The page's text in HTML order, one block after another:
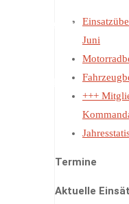
Sachgebiete
Juni
+++
Termine
Aktuelle